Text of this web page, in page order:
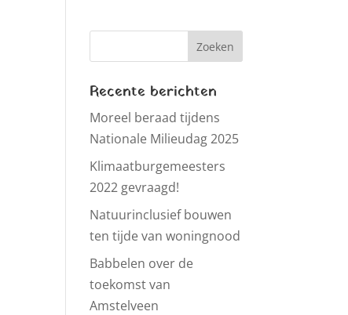
Recente berichten
Moreel beraad tijdens
Nationale Milieudag 2025
Klimaatburgemeesters
2022 gevraagd!
Natuurinclusief bouwen
ten tijde van woningnood
Babbelen over de
toekomst van
Amstelveen